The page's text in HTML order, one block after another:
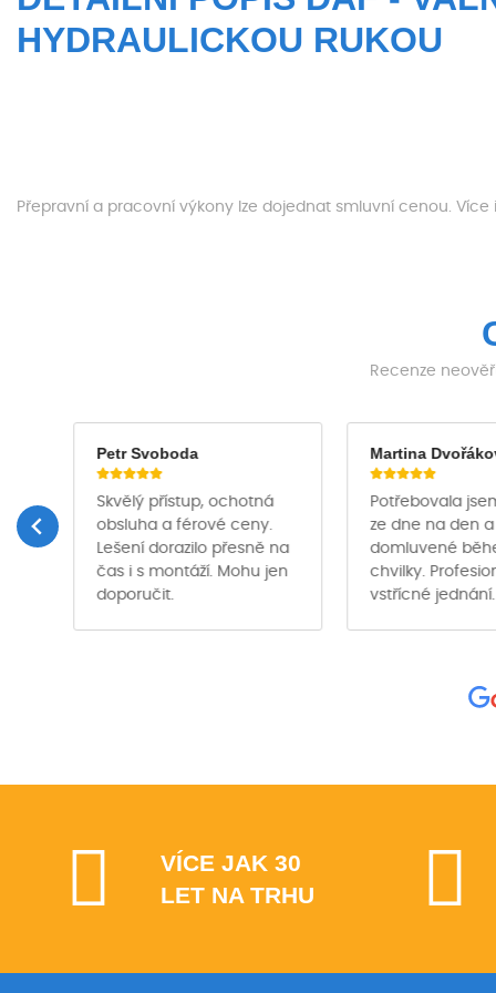
HYDRAULICKOU RUKOU
Přepravní a pracovní výkony lze dojednat smluvní cenou.
Recenze
Petr Svoboda
Skvělý přístup, ochotná
obsluha a férové ceny.
Lešení dorazilo přesně na
čas i s montáží. Mohu jen
doporučit.
Martina
Potřebovala
ze dne na den
domluvené
chvilky.
vstřícné jednání.
VÍCE JAK 30
LET NA TRHU